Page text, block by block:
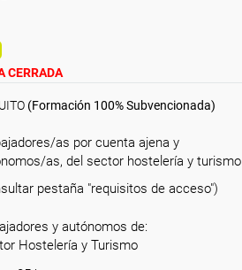
CERRADA
(Formación 100% Subvencionada)
as por cuenta ajena y
as, del sector hostelería y turismo
pestaña "requisitos de acceso")
y autónomos de:
Hostelería y Turismo